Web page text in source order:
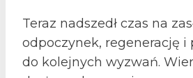
Teraz nadszedł czas na
odpoczynek, regenerację i
do kolejnych wyzwań.